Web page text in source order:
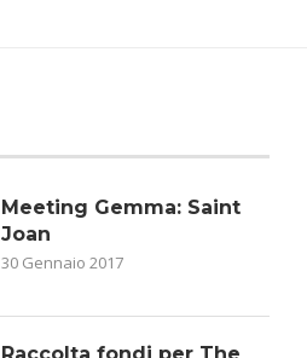
Meeting Gemma: Saint
Joan
30 Gennaio 2017
Raccolta fondi per The